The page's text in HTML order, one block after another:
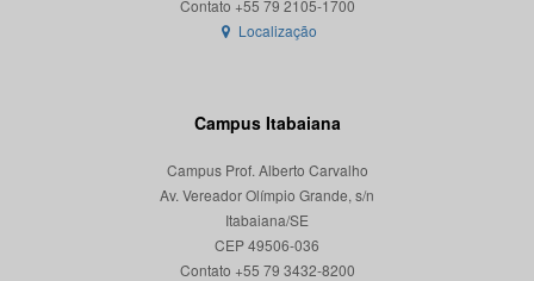
Localização
Campus Itabaiana
Campus Prof. Alberto Carvalho
Av. Vereador Olímpio Grande, s/n
Itabaiana/SE
CEP 49506-036